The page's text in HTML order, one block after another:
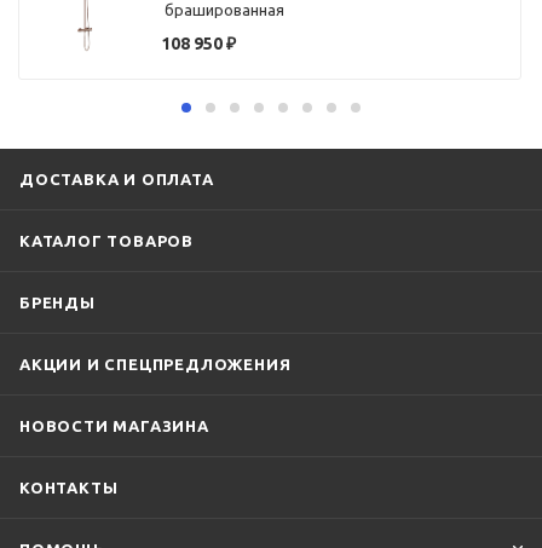
брашированная
108 950₽
ДОСТАВКА И ОПЛАТА
КАТАЛОГ ТОВАРОВ
БРЕНДЫ
АКЦИИ И СПЕЦПРЕДЛОЖЕНИЯ
НОВОСТИ МАГАЗИНА
КОНТАКТЫ